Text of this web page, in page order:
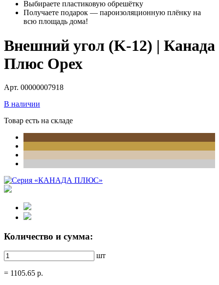
Выбираете пластиковую обрешётку
Получаете подарок — пароизоляционную плёнку на
всю площадь дома!
Внешний угол (K-12) | Канада
Плюс Орех
Арт. 00000007918
В наличии
Товар есть на складе
Количество и сумма:
шт
= 1105.65 р.